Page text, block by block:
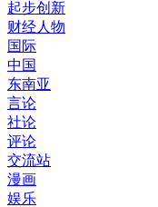
起步创新
财经人物
国际
中国
东南亚
言论
社论
评论
交流站
漫画
娱乐